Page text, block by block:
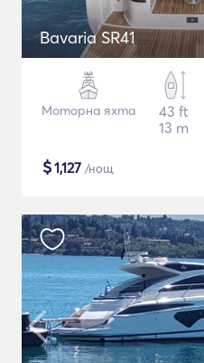
Bavaria SR41
Моторна яхта
43 ft
13 m
$1,127 /нощ